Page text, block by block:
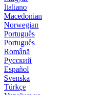
Italiano
Macedonian
Norwegian
Português
Português
Română
Русский
Español
Svenska
Türkçe